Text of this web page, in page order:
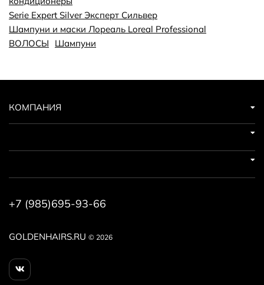
Serie Expert Silver Эксперт Сильвер
Шампуни и маски Лореаль Loreal Professional
ВОЛОСЫ
Шампуни
GOLDENHAIRS.RU © 2026
КОМПАНИЯ
+7 (985)695-93-66